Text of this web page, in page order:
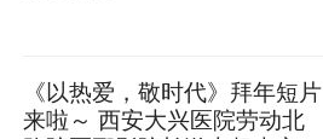
《以热爱，敬时代》拜年短片
来啦～ 西安大兴医院劳动北